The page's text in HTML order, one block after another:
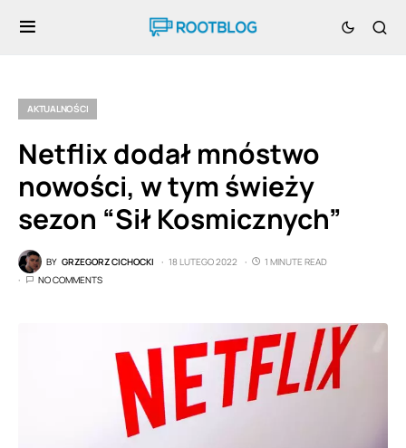
AKTUALNOŚCI
Netflix dodał mnóstwo
nowości, w tym świeży
sezon “Sił Kosmicznych”
BY GRZEGORZ CICHOCKI 18 LUTEGO 2022
1 MINUTE READ
NO COMMENTS